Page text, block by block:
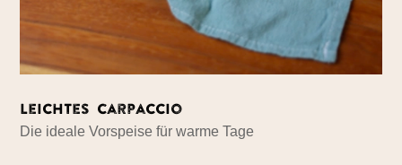
Leichtes Carpaccio
Die ideale Vorspeise für warme Tage